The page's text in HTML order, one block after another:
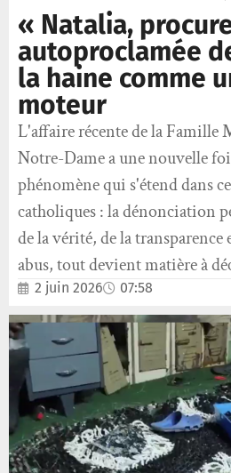
« Natalia,
autoproclamée
la haine comme
moteur
L'affaire récente de la Famille
Notre-Dame a une nouvelle
phénomène qui s'étend dans
catholiques : la dénonciation
de la vérité, de la transparence
abus, tout devient matière à
2 juin 2026 07:58